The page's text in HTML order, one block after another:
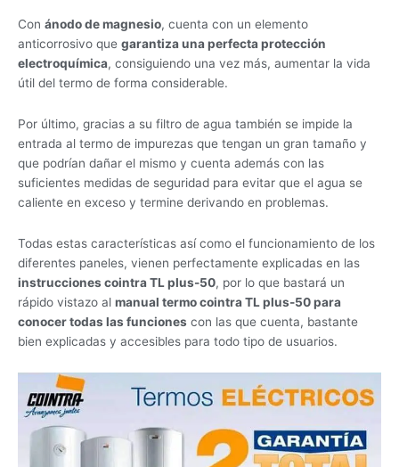
Con ánodo de magnesio, cuenta con un elemento
anticorrosivo que garantiza una perfecta protección
electroquímica, consiguiendo una vez más, aumentar la vida
útil del termo de forma considerable.
Por último, gracias a su filtro de agua también se impide la
entrada al termo de impurezas que tengan un gran tamaño y
que podrían dañar el mismo y cuenta además con las
suficientes medidas de seguridad para evitar que el agua se
caliente en exceso y termine derivando en problemas.
Todas estas características así como el funcionamiento de los
diferentes paneles, vienen perfectamente explicadas en las
instrucciones cointra TL plus-50, por lo que bastará un
rápido vistazo al manual termo cointra TL plus-50 para
conocer todas las funciones con las que cuenta, bastante
bien explicadas y accesibles para todo tipo de usuarios.